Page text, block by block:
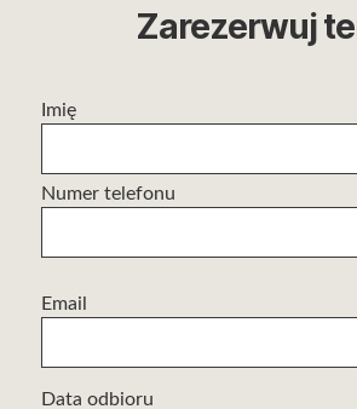
Zarezerwuj
Imię
Numer telefonu
Email
Data odbioru